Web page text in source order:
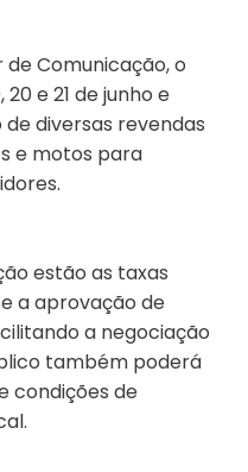
Comunicação, o
e 21 de junho e
diversas revendas
e motos para
estão as taxas
a aprovação de
a negociação
também poderá
condições de